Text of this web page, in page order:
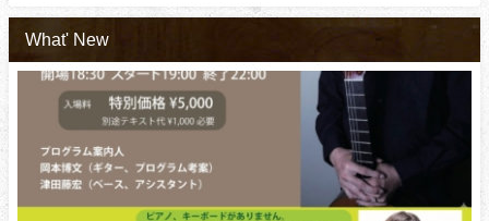
What' New